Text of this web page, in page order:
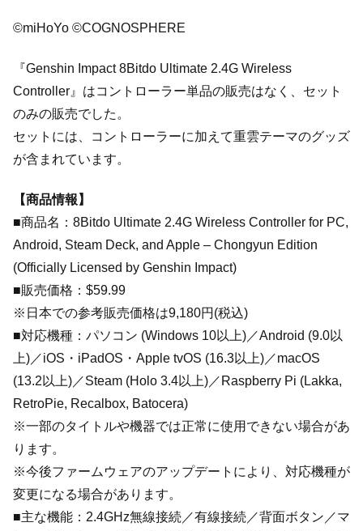
©miHoYo ©COGNOSPHERE
『Genshin Impact 8Bitdo Ultimate 2.4G Wireless
Controller』はコントローラー単品の販売はなく、セット
のみの販売でした。
セットには、コントローラーに加えて重雲テーマのグッズ
が含まれています。
【商品情報】
■商品名：8Bitdo Ultimate 2.4G Wireless Controller for PC,
Android, Steam Deck, and Apple – Chongyun Edition
(Officially Licensed by Genshin Impact)
■販売価格：$59.99
※日本での参考販売価格は9,180円(税込)
■対応機種：パソコン (Windows 10以上)／Android (9.0以
上)／iOS・iPadOS・Apple tvOS (16.3以上)／macOS
(13.2以上)／Steam (Holo 3.4以上)／Raspberry Pi (Lakka,
RetroPie, Recalbox, Batocera)
※一部のタイトルや機器では正常に使用できない場合があ
ります。
※今後ファームウェアのアップデートにより、対応機種が
変更になる場合があります。
■主な機能：2.4GHz無線接続／有線接続／背面ボタン／マ